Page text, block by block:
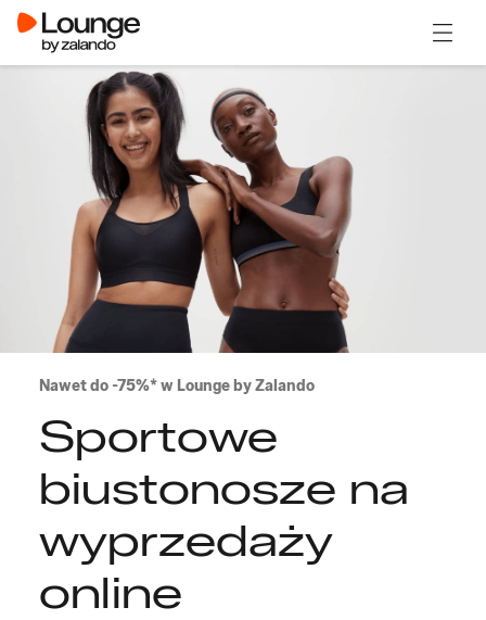
Nawet do -75%* w Lounge by Zalando
Sportowe
biustonosze na
wyprzedaży
online